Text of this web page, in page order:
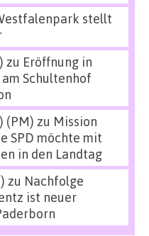
stellt
zu Eröffnung in
Schultenhof
(PM) zu Mission
SPD möchte mit
in den Landtag
zu Nachfolge
ist neuer